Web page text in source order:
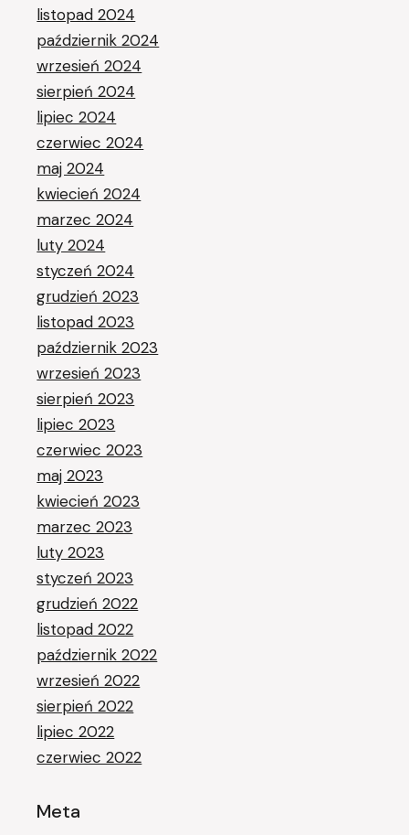
listopad 2024
październik 2024
wrzesień 2024
sierpień 2024
lipiec 2024
czerwiec 2024
maj 2024
kwiecień 2024
marzec 2024
luty 2024
styczeń 2024
grudzień 2023
listopad 2023
październik 2023
wrzesień 2023
sierpień 2023
lipiec 2023
czerwiec 2023
maj 2023
kwiecień 2023
marzec 2023
luty 2023
styczeń 2023
grudzień 2022
listopad 2022
październik 2022
wrzesień 2022
sierpień 2022
lipiec 2022
czerwiec 2022
Meta